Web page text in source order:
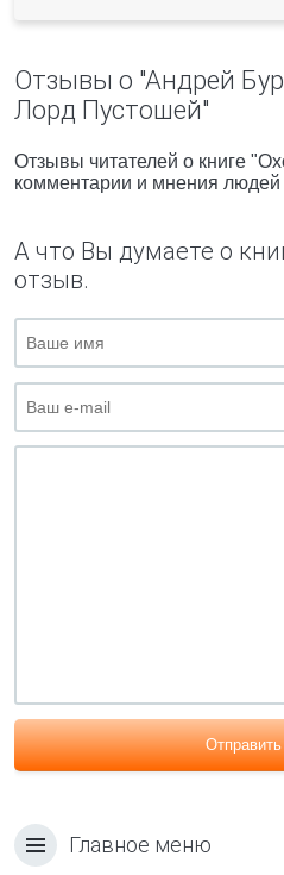
Отзывы о "Андрей
Лорд Пустошей"
Отзывы читателей о книге
комментарии и мнения людей
А что Вы думаете о
отзыв.
Главное меню